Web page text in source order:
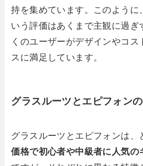
持を集めています。このように
いう評価はあくまで主観に過ぎ
くのユーザーがデザインやコス
スに満足しています。
グラスルーツとエピフォン
グラスルーツとエピフォンは、
価格で初心者や中級者に人気の